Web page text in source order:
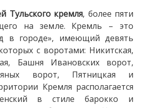
Тульского кремля, более пяти
на земле. Кремль – это
в городе», имеющий девять
с воротами: Никитская,
Башня Ивановских ворот,
ворот, Пятницкая и
Кремля располагается
в стиле барокко и